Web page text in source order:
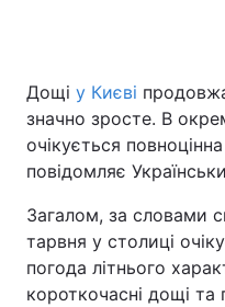
Дощі у Києві
значно зросте. В
очікується
повідомляє
Загалом, за словами
тарвня у столиці
погода літнього
короткочасні дощі